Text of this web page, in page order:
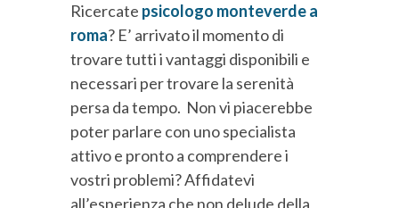
Ricercate psicologo monteverde a
roma? E’ arrivato il momento di
trovare tutti i vantaggi disponibili e
necessari per trovare la serenità
persa da tempo. Non vi piacerebbe
poter parlare con uno specialista
attivo e pronto a comprendere i
vostri problemi? Affidatevi
all’esperienza che non delude della